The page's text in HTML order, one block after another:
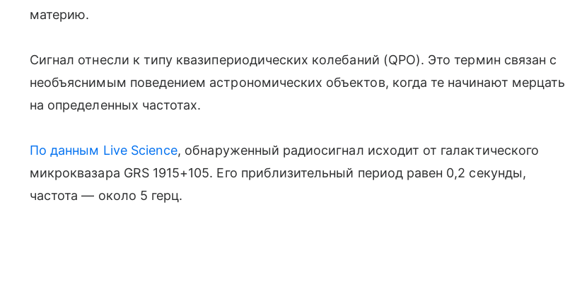
материю.
Сигнал отнесли к типу квазипериодических колебаний (QPO). Это термин связан с
необъяснимым поведением астрономических объектов, когда те начинают мерцать
на определенных частотах.
По данным Live Science, обнаруженный радиосигнал исходит от галактического
микроквазара GRS 1915+105. Его приблизительный период равен 0,2 секунды,
частота— около 5 герц.